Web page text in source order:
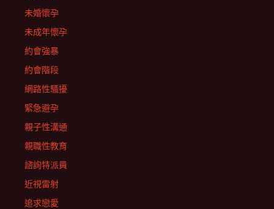
未婚懷孕
未成年懷孕
約會強暴
約會階段
網路性騷擾
緊急避孕
親子性溝通
親職性教育
諮詢特派員
近視雷射
追求戀愛